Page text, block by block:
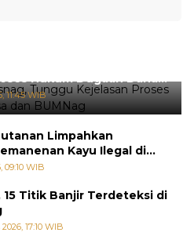
Musnag, Tunggu
Hukum Dugaan Dana
11:45 WIB
Limpahkan
Kayu Ilegal di
ke Kejari Solok
09:10 WIB
15 Titik Banjir Terdeteksi di
17:10 WIB